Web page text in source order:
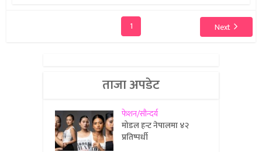
1 Next
ताजा अपडेट
फेशन/सौन्दर्य
मोडल हन्ट नेपालमा ४२
प्रतिष्पर्धी